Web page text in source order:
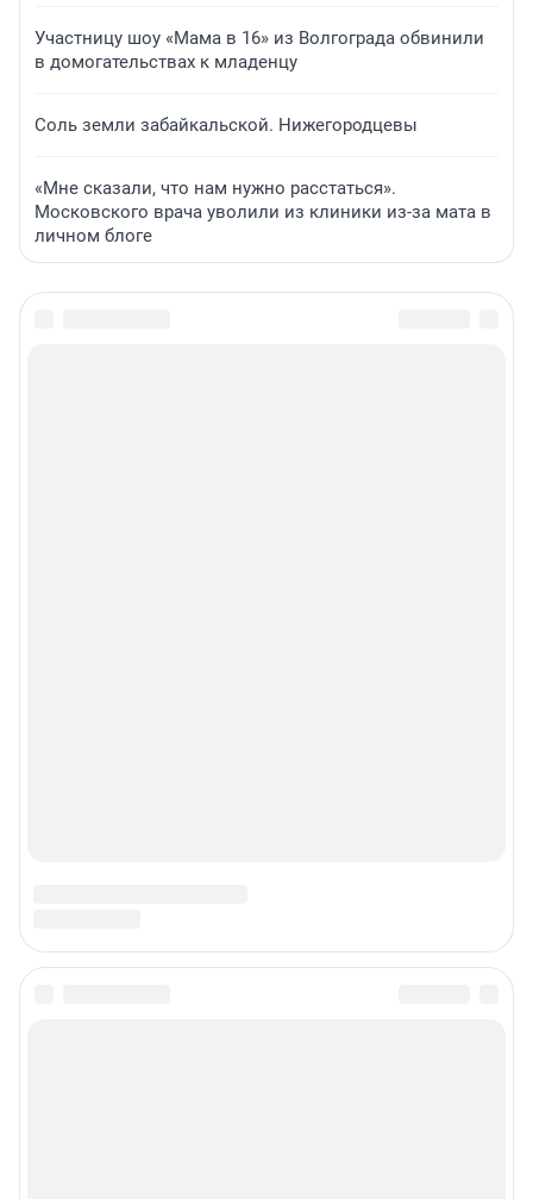
Участницу шоу «Мама в 16» из Волгограда обвинили
в домогательствах к младенцу
Соль земли забайкальской. Нижегородцевы
«Мне сказали, что нам нужно расстаться».
Московского врача уволили из клиники из-за мата в
личном блоге